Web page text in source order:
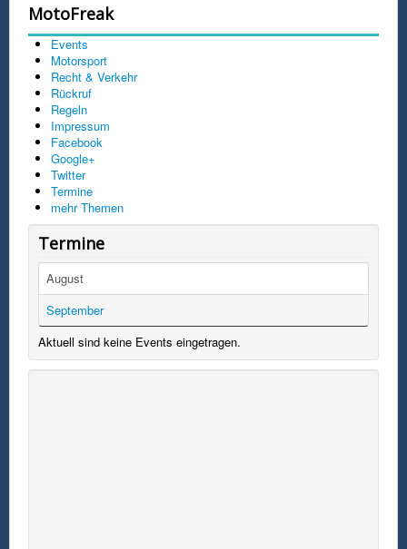
MotoFreak
Events
Motorsport
Recht & Verkehr
Rückruf
Regeln
Impressum
Facebook
Google+
Twitter
Termine
mehr Themen
Termine
August
September
Aktuell sind keine Events eingetragen.